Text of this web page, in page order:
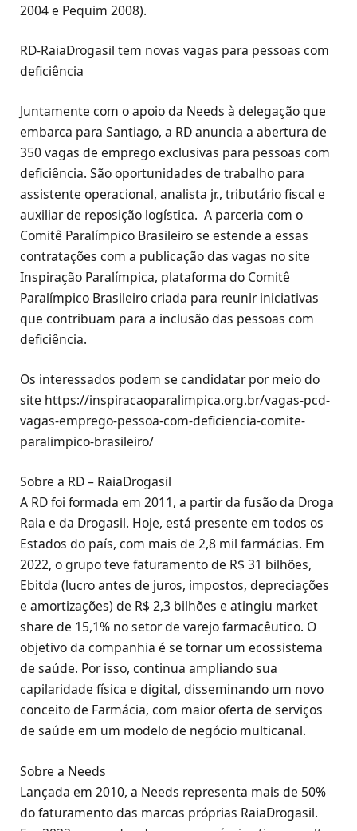
2004 e Pequim 2008).
RD-RaiaDrogasil tem novas vagas para pessoas com
deficiência
Juntamente com o apoio da Needs à delegação que
embarca para Santiago, a RD anuncia a abertura de
350 vagas de emprego exclusivas para pessoas com
deficiência. São oportunidades de trabalho para
assistente operacional, analista jr., tributário fiscal e
auxiliar de reposição logística. A parceria com o
Comitê Paralímpico Brasileiro se estende a essas
contratações com a publicação das vagas no site
Inspiração Paralímpica, plataforma do Comitê
Paralímpico Brasileiro criada para reunir iniciativas
que contribuam para a inclusão das pessoas com
deficiência.
Os interessados podem se candidatar por meio do
site https://inspiracaoparalimpica.org.br/vagas-pcd-
vagas-emprego-pessoa-com-deficiencia-comite-
paralimpico-brasileiro/
Sobre a RD – RaiaDrogasil
A RD foi formada em 2011, a partir da fusão da Droga
Raia e da Drogasil. Hoje, está presente em todos os
Estados do país, com mais de 2,8 mil farmácias. Em
2022, o grupo teve faturamento de R$ 31 bilhões,
Ebitda (lucro antes de juros, impostos, depreciações
e amortizações) de R$ 2,3 bilhões e atingiu market
share de 15,1% no setor de varejo farmacêutico. O
objetivo da companhia é se tornar um ecossistema
de saúde. Por isso, continua ampliando sua
capilaridade física e digital, disseminando um novo
conceito de Farmácia, com maior oferta de serviços
de saúde em um modelo de negócio multicanal.
Sobre a Needs
Lançada em 2010, a Needs representa mais de 50%
do faturamento das marcas próprias RaiaDrogasil.